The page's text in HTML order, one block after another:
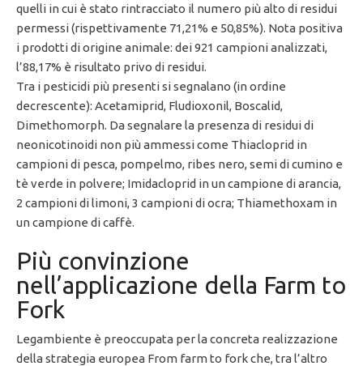
quelli in cui è stato rintracciato il numero più alto di residui
permessi (rispettivamente 71,21% e 50,85%). Nota positiva
i prodotti di origine animale: dei 921 campioni analizzati,
l’88,17% è risultato privo di residui.
Tra i pesticidi più presenti si segnalano (in ordine
decrescente): Acetamiprid, Fludioxonil, Boscalid,
Dimethomorph. Da segnalare la presenza di residui di
neonicotinoidi non più ammessi come Thiacloprid in
campioni di pesca, pompelmo, ribes nero, semi di cumino e
tè verde in polvere; Imidacloprid in un campione di arancia,
2 campioni di limoni, 3 campioni di ocra; Thiamethoxam in
un campione di caffè.
Più convinzione
nell’applicazione della Farm to
Fork
Legambiente è preoccupata per la concreta realizzazione
della strategia europea From farm to fork che, tra l’altro